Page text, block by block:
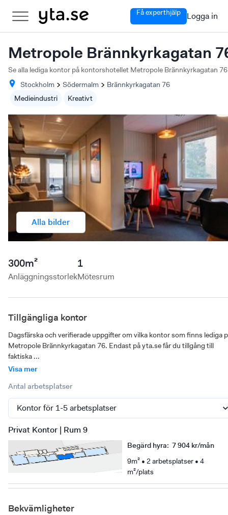
Få experthjälp Logga in
Metropole Brännkyrkagatan
Se alla lediga kontor på kontorshotellet Metropole Brännkyrkagatan
Stockholm
Södermalm Brännkyrkagatan 76
Medieindustri
Kreativt
Alla bilder
300m²
Anläggningsstorlek
1
Mötesrum
Tillgängliga kontor
Dagsfärska och verifierade uppgifter om vilka kontor som finns lediga
Metropole Brännkyrkagatan 76. Endast på yta.se får du tillgång till
faktiska ...
Visa mer
Antal arbetsplatser
Privat Kontor | Rum 9
Begärd hyra: 7 904 kr/mån
9m² • 2 arbetsplatser • 4
m²/plats
Bekvämligheter